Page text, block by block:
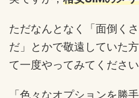
ただなんとなく「面倒く
だ」とかで敬遠していた
て一度やってみてください
「色々なオプションを勝